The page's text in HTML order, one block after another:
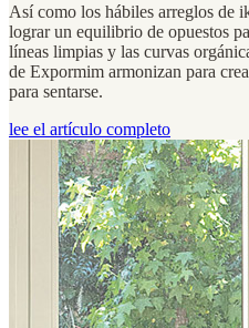
Así como los hábiles arreglos de
lograr un equilibrio de opuestos
líneas limpias y las curvas
de Expormim armonizan para
para sentarse.
lee el artículo completo